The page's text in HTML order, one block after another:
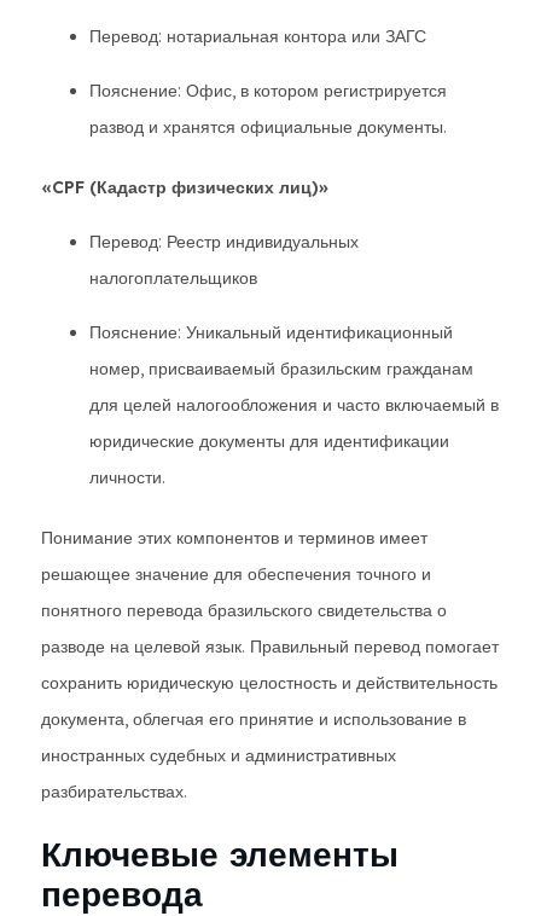
Перевод: нотариальная контора или ЗАГС
Пояснение: Офис, в котором регистрируется
развод и хранятся официальные документы.
«CPF (Кадастр физических лиц)»
Перевод: Реестр индивидуальных
налогоплательщиков
Пояснение: Уникальный идентификационный
номер, присваиваемый бразильским гражданам
для целей налогообложения и часто включаемый в
юридические документы для идентификации
личности.
Понимание этих компонентов и терминов имеет
решающее значение для обеспечения точного и
понятного перевода бразильского свидетельства о
разводе на целевой язык. Правильный перевод помогает
сохранить юридическую целостность и действительность
документа, облегчая его принятие и использование в
иностранных судебных и административных
разбирательствах.
Ключевые элементы
перевода